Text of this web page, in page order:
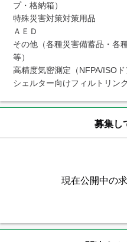
プ・格納箱）
特殊災害対策対策用品
ＡＥＤ
その他（各種災害備蓄品・各
等）
高精度気密測定（NFPA/ISOド
シェルター向けフィルトリン
募集し
現在公開中の